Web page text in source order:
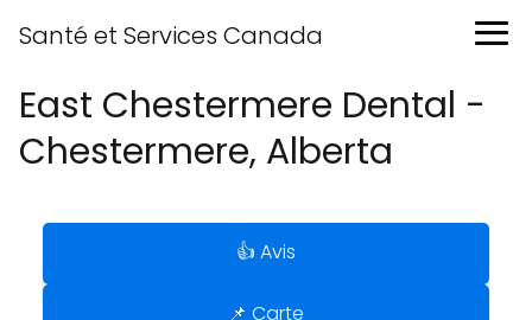
Santé et Services Canada
East Chestermere Dental -
Chestermere, Alberta
👍 Avis
📌 Carte